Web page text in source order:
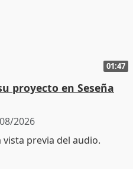
01:47
proyecto en Seseña
2026